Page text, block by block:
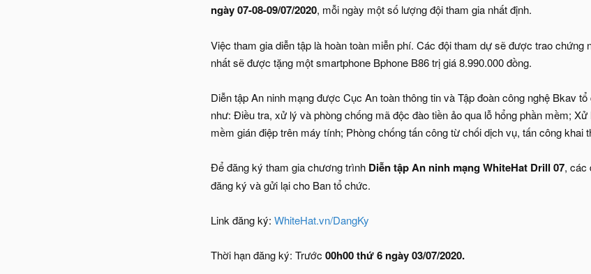
ngày 07-08-09/07/2020, mỗi ngày một số lượng đội tham gia nhất định.
Việc tham gia diễn tập là hoàn toàn miễn phí. Các đội tham dự sẽ được trao
nhất sẽ được tặng một smartphone Bphone B86 trị giá 8.990.000 đồng.
Diễn tập An ninh mạng được Cục An toàn thông tin và Tập đoàn công nghệ Bkav
như: Điều tra, xử lý và phòng chống mã độc đào tiền ảo qua lỗ hổng phần mềm;
mềm gián điệp trên máy tính; Phòng chống tấn công từ chối dịch vụ, tấn công khai
Để đăng ký tham gia chương trình Diễn tập An ninh mạng WhiteHat Drill 07, các
đăng ký và gửi lại cho Ban tổ chức.
Link đăng ký: WhiteHat.vn/DangKy
Thời hạn đăng ký: Trước 00h00 thứ 6 ngày 03/07/2020.